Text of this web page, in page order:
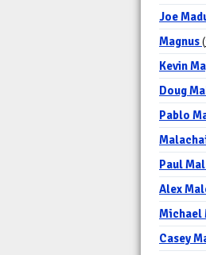
Joe
Magnus(
Kevin
Doug
Pablo
Paul
Alex
Michael
Casey